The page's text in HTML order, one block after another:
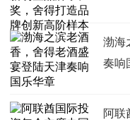
渤海
奏响
阿联